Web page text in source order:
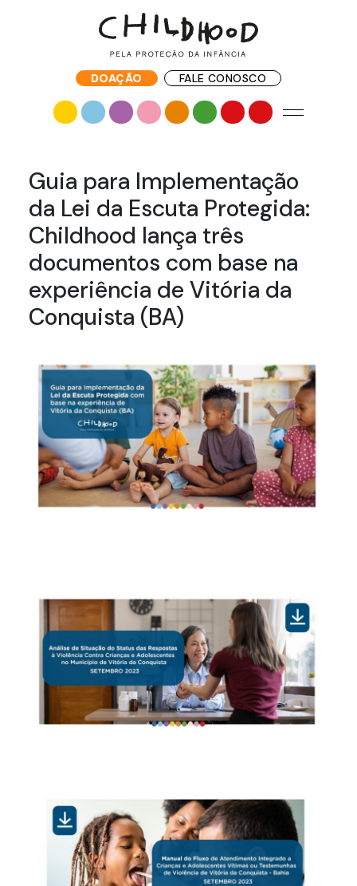
DOAÇÃO FALE CONOSCO
Guia para Implementação
da Lei da Escuta Protegida:
Childhood lança três
documentos com base na
experiência de Vitória da
Conquista (BA)